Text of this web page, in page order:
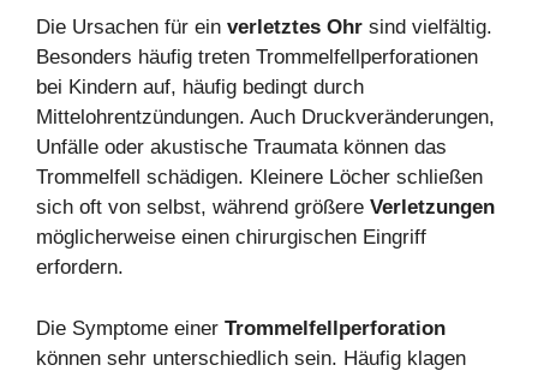
Die Ursachen für ein verletztes Ohr sind vielfältig.
Besonders häufig treten Trommelfellperforationen
bei Kindern auf, häufig bedingt durch
Mittelohrentzündungen. Auch Druckveränderungen,
Unfälle oder akustische Traumata können das
Trommelfell schädigen. Kleinere Löcher schließen
sich oft von selbst, während größere Verletzungen
möglicherweise einen chirurgischen Eingriff
erfordern.
Die Symptome einer Trommelfellperforation
können sehr unterschiedlich sein. Häufig klagen